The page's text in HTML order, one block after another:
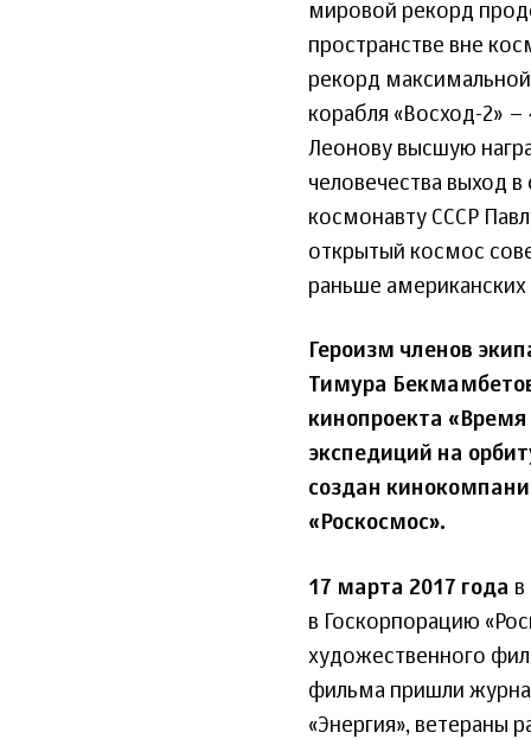
мировой рекорд
пространстве вне
рекорд
корабля «Восход-2»
Леонову высшую
человечества выход
космонавту СССР
открытый космос
раньше американских
Героизм членов
Тимура
кинопроекта
экспедиций на
создан
«Роскосмос».
17 марта 2017 года в
в Госкорпорацию
художественного
фильма пришли
«Энергия», ветераны